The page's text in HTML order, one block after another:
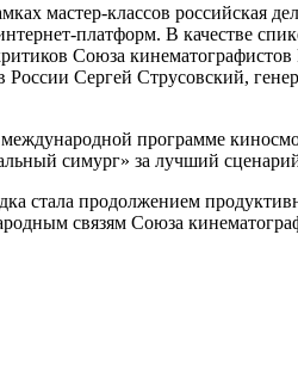
мастер-классов российская
платформ. В качестве
Союза
России Сергей Струсовский,
программе
симург» за лучший
стала продолжением
связям Союза